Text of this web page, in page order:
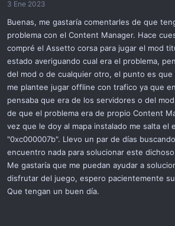
3 Ene 2023
Buenas, me gastaría comentarles de que
problema con el Content Manager. Hace
compré el Assetto corsa para jugar el mod
estado averiguando cual era el problema,
del mod o de cualquier otro, el punto es que
me plantee jugar offline con trafico ya que
pensaba que era de los servidores o del
de que el problema era de propio Content
vez que le doy al mapa instalado me salta el
"0xc000007b". Llevo un par de días
encuentro nada para solucionar este
Me gastaría que me puedan ayudar a
disfrutar del juego, espero pacientemente
Que tengan un buen día.